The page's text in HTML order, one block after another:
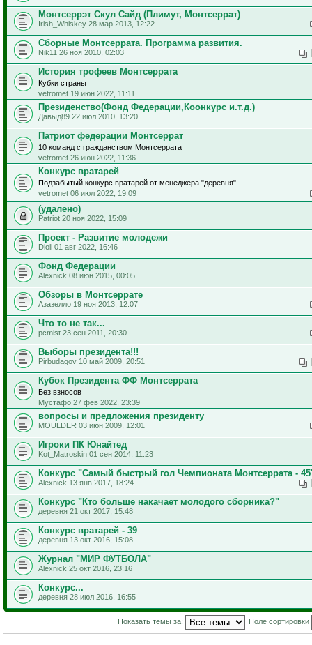
Монтсеррэт Скул Сайд (Плимут, Монтсеррат)
Irish_Whiskey 28 мар 2013, 12:22
Сборные Монтсеррата. Программа развития.
Nik11 26 ноя 2010, 02:03
История трофеев Монтсеррата
Кубки страны
vetromet 19 июн 2022, 11:11
Президенство(Фонд Федерации,Коонкурс и.т.д.)
Давыд89 22 июл 2010, 13:20
Патриот федерации Монтсеррат
10 команд с гражданством Монтсеррата
vetromet 26 июн 2022, 11:36
Конкурс вратарей
Подзабытый конкурс вратарей от менеджера "деревня"
vetromet 06 июл 2022, 19:09
(удалено)
Patriot 20 ноя 2022, 15:09
Проект - Развитие молодежи
Dioli 01 авг 2022, 16:46
Фонд Федерации
Alexnick 08 июн 2015, 00:05
Обзоры в Монтсеррате
Азазелло 19 ноя 2013, 12:07
Что то не так...
pcmist 23 сен 2011, 20:30
Выборы президента!!!
Pirbudagov 10 май 2009, 20:51
Кубок Президента ФФ Монтсеррата
Без взносов
Мустафо 27 фев 2022, 23:39
вопросы и предложения президенту
MOULDER 03 июн 2009, 12:01
Игроки ПК Юнайтед
Kot_Matroskin 01 сен 2014, 11:23
Конкурс "Самый быстрый гол Чемпионата Монтсеррата -
Alexnick 13 янв 2017, 18:24
Конкурс "Кто больше накачает молодого сборника?"
деревня 21 окт 2017, 15:48
Конкурс вратарей - 39
деревня 13 окт 2016, 15:08
Журнал "МИР ФУТБОЛА"
Alexnick 25 окт 2016, 23:16
Конкурс...
деревня 28 июл 2016, 16:55
Показать темы за: Поле сортировки